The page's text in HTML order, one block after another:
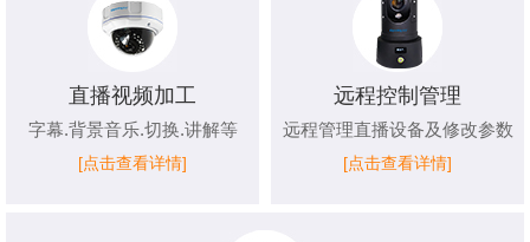
直播视频加工
字幕.背景音乐.切换.讲解等
[点击查看详情]
远程控制管理
远程管理直播设备及修改参数
[点击查看详情]